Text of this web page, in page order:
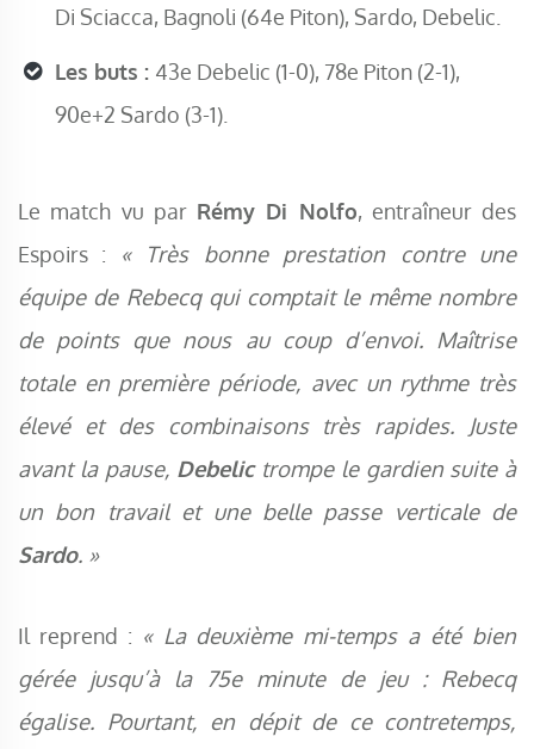
Di Sciacca, Bagnoli (64e Piton), Sardo, Debelic.
Les buts : 43e Debelic (1-0), 78e Piton (2-1),
90e+2 Sardo (3-1).
Le match vu par Rémy Di Nolfo, entraîneur des
Espoirs : « Très bonne prestation contre une
équipe de Rebecq qui comptait le même nombre
de points que nous au coup d’envoi. Maîtrise
totale en première période, avec un rythme très
élevé et des combinaisons très rapides. Juste
avant la pause, Debelictrompe le gardien suite à
un bon travail et une belle passe verticale de
Sardo. »
Il reprend : « La deuxième mi-temps a été bien
gérée jusqu’à la 75e minute de jeu : Rebecq
égalise. Pourtant, en dépit de ce contretemps,